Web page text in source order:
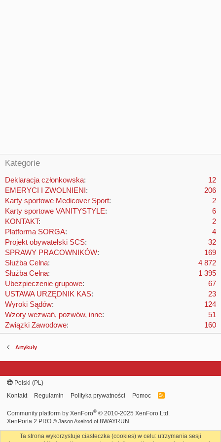
Kategorie
Deklaracja członkowska
12
EMERYCI I ZWOLNIENI
206
Karty sportowe Medicover Sport
2
Karty sportowe VANITYSTYLE
6
KONTAKT
2
Platforma SORGA
4
Projekt obywatelski SCS
32
SPRAWY PRACOWNIKÓW
169
Służba Celna
4 872
Służba Celna
1 395
Ubezpieczenie grupowe
67
USTAWA URZĘDNIK KAS
23
Wyroki Sądów
124
Wzory wezwań, pozwów, inne
51
Związki Zawodowe
160
Artykuły
Polski (PL)
Kontakt
Regulamin Polityka prywatności Pomoc
R
Community platform by XenForo® © 2010-2025 XenForo Ltd.
XenPorta 2 PRO © Jason Axelrod of 8WAYRUN
Ta strona wykorzystuje ciasteczka (cookies) w celu: utrzymania sesji